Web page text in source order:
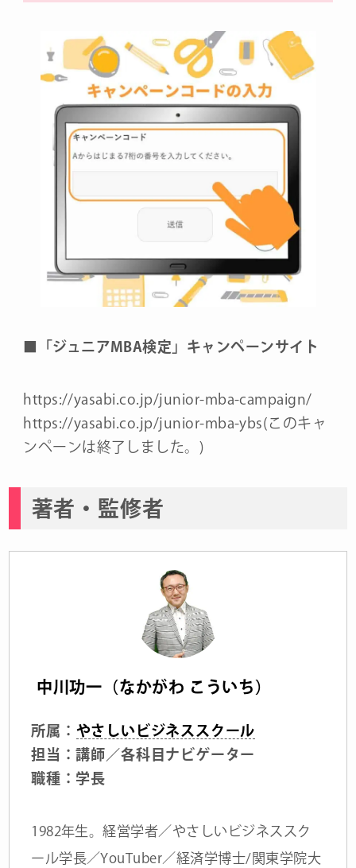
■「ジュニアMBA検定」キャンペーンサイト
https://yasabi.co.jp/junior-mba-campaign/
https://yasabi.co.jp/junior-mba-ybs(このキャ
ンペーンは終了しました。)
著者・監修者
中川功一（なかがわ こういち）
所属： やさしいビジネススクール
担当：講師／各科目ナビゲーター
職種：学長
1982年生。経営学者／やさしいビジネススク
ール学長／YouTuber／経済学博士/関東学院大